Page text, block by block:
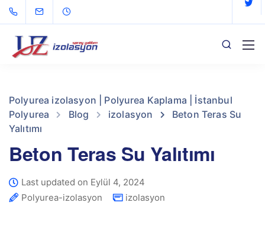
Polyurea izolasyon | Polyurea Kaplama | İstanbul
Polyurea
Blog izolasyon
Beton Teras Su
Yalıtımı
Beton Teras Su Yalıtımı
Last updated on Eylül 4, 2024
Polyurea-izolasyon
izolasyon